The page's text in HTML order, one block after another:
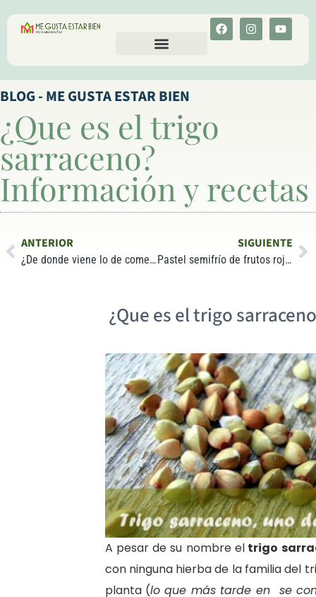
BLOG - ME GUSTA ESTAR BIEN
¿Que es el trigo
sarraceno?
Información y recetas
ANTERIOR
¿De donde viene lo de comer 5 piezas de fruta o verdura al día?
SIGUIENTE
Pastel semifrío de frutos rojos, sin gluten y sin azúcar
¿Que es el trigo
A pesar de su nombre el trigo
con ninguna hierba de la familia del
planta (lo que más tarde en se